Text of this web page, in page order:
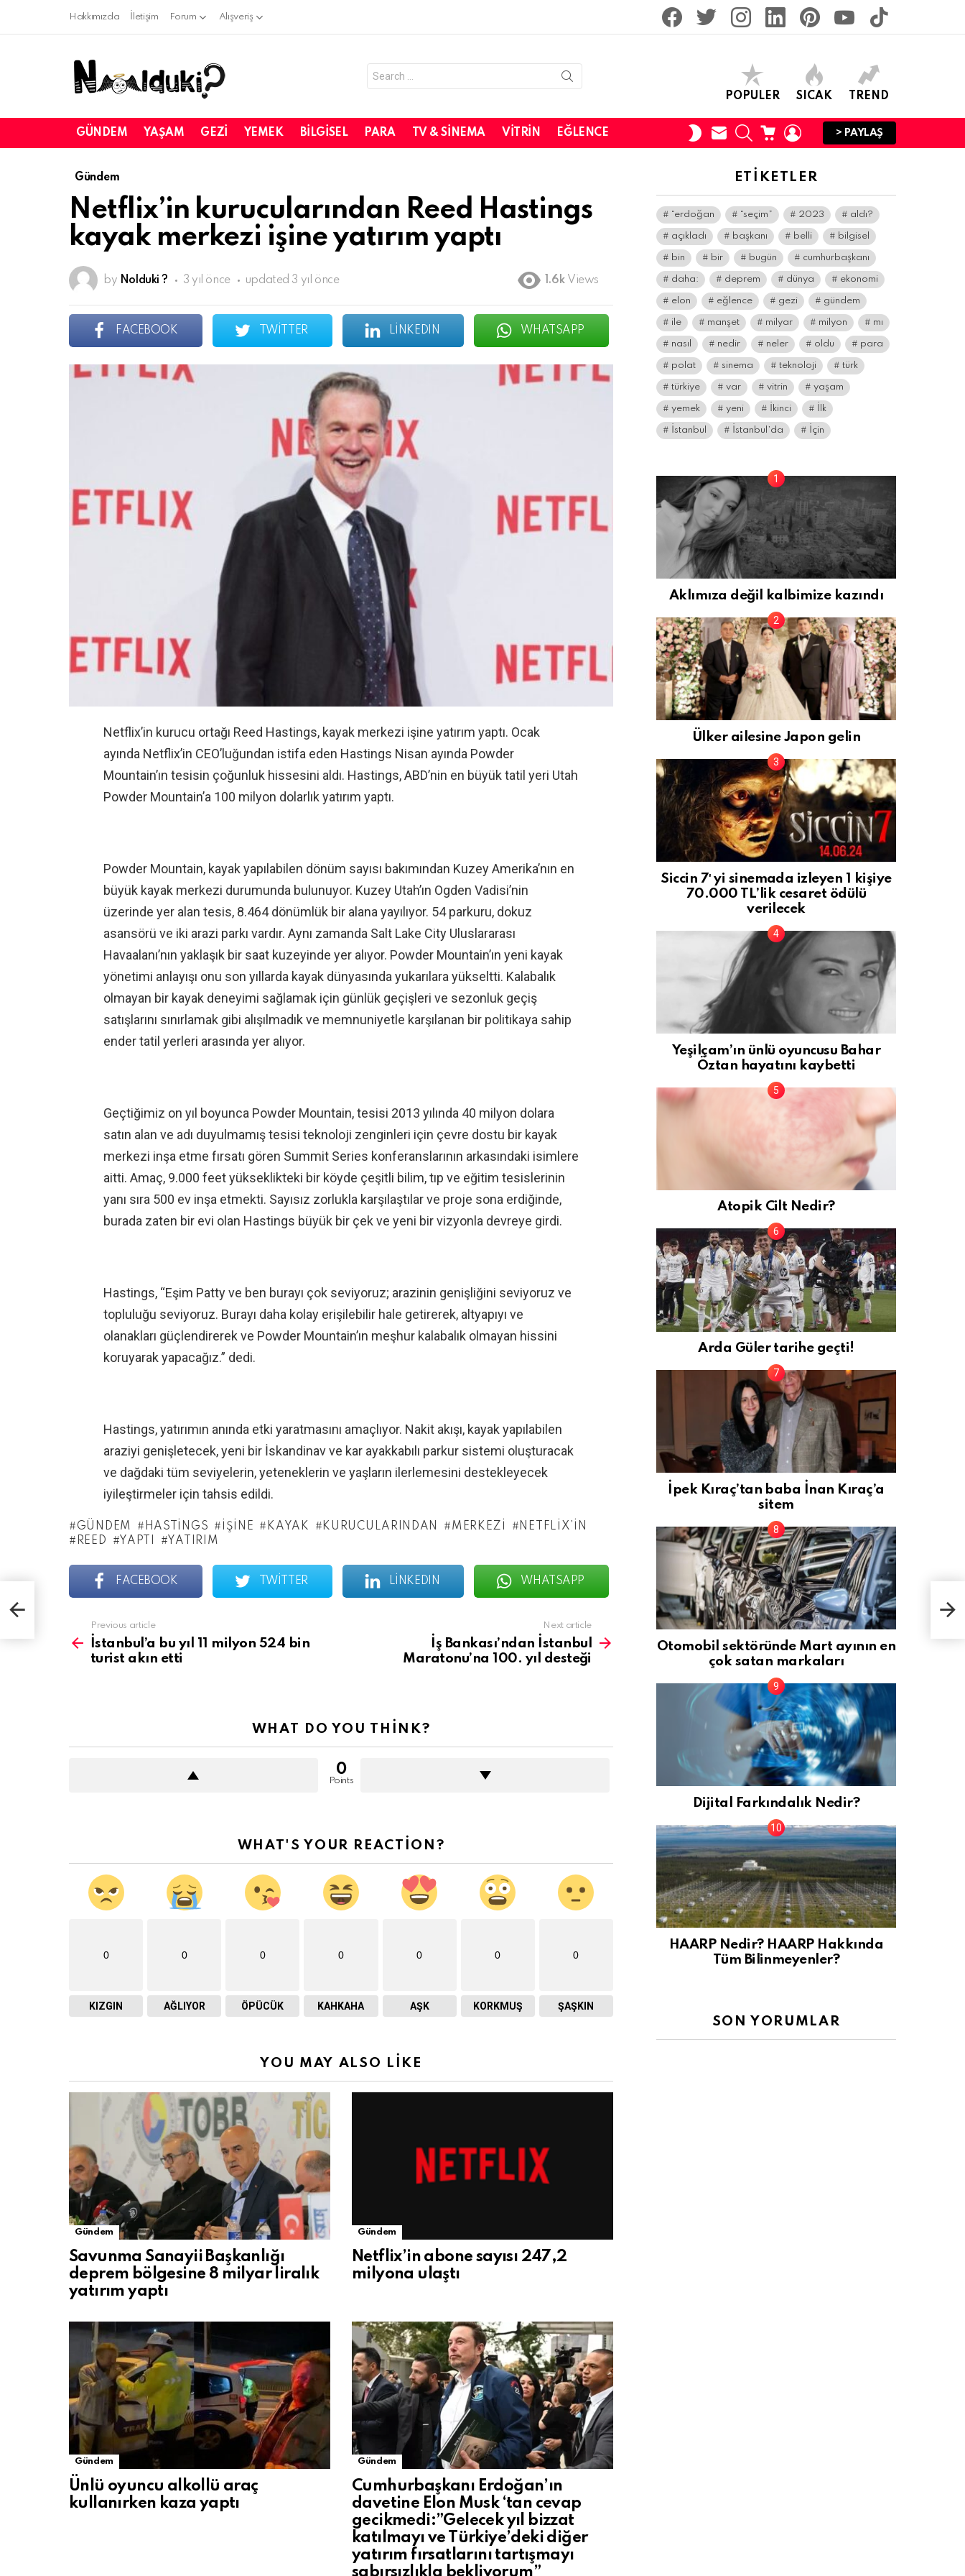
Hakkımızda İletişim Forum Alışveriş
for:
POPULER SICAK TREND
GÜNDEM YAŞAM GEZI YEMEK BILGISEL PARA TV & SINEMA VITRIN EĞLENCE
SWITCH
SKIN
SUBSCRIBE
SEARCHCART LOGIN
> PAYLAŞ
Gündem
Netflix’in kurucularından Reed Hastings
kayak merkezi işine yatırım yaptı
by Nolduki ? 3 yıl önce updated 3 yıl önce 1.6k Views
FACEBOOK TWITTER LINKEDIN WHATSAPP
Netflix’in kurucu ortağı Reed Hastings, kayak merkezi işine yatırım yaptı. Ocak
ayında Netflix’in CEO’luğundan istifa eden Hastings Nisan ayında Powder
Mountain’ın tesisin çoğunluk hissesini aldı. Hastings, ABD’nin en büyük tatil yeri Utah
Powder Mountain’a 100 milyon dolarlık yatırım yaptı.
Powder Mountain, kayak yapılabilen dönüm sayısı bakımından Kuzey Amerika’nın en
büyük kayak merkezi durumunda bulunuyor. Kuzey Utah’ın Ogden Vadisi’nin
üzerinde yer alan tesis, 8.464 dönümlük bir alana yayılıyor. 54 parkuru, dokuz
asansörü ve iki arazi parkı vardır. Aynı zamanda Salt Lake City Uluslararası
Havaalanı’nın yaklaşık bir saat kuzeyinde yer alıyor. Powder Mountain’ın yeni kayak
yönetimi anlayışı onu son yıllarda kayak dünyasında yukarılara yükseltti. Kalabalık
olmayan bir kayak deneyimi sağlamak için günlük geçişleri ve sezonluk geçiş
satışlarını sınırlamak gibi alışılmadık ve memnuniyetle karşılanan bir politikaya sahip
ender tatil yerleri arasında yer alıyor.
Geçtiğimiz on yıl boyunca Powder Mountain, tesisi 2013 yılında 40 milyon dolara
satın alan ve adı duyulmamış tesisi teknoloji zenginleri için çevre dostu bir kayak
merkezi inşa etme fırsatı gören Summit Series konferanslarının arkasındaki isimlere
aitti. Amaç, 9.000 feet yükseklikteki bir köyde çeşitli bilim, tıp ve eğitim tesislerinin
yanı sıra 500 ev inşa etmekti. Sayısız zorlukla karşılaştılar ve proje sona erdiğinde,
burada zaten bir evi olan Hastings büyük bir çek ve yeni bir vizyonla devreye girdi.
Hastings, “Eşim Patty ve ben burayı çok seviyoruz; arazinin genişliğini seviyoruz ve
topluluğu seviyoruz. Burayı daha kolay erişilebilir hale getirerek, altyapıyı ve
olanakları güçlendirerek ve Powder Mountain’ın meşhur kalabalık olmayan hissini
koruyarak yapacağız.” dedi.
Hastings, yatırımın anında etki yaratmasını amaçlıyor. Nakit akışı, kayak yapılabilen
araziyi genişletecek, yeni bir İskandinav ve kar ayakkabılı parkur sistemi oluşturacak
ve dağdaki tüm seviyelerin, yeteneklerin ve yaşların ilerlemesini destekleyecek
iyileştirmeler için tahsis edildi.
GÜNDEM HASTINGS IŞINE KAYAK KURUCULARINDAN MERKEZI
NETFLIX’IN
REED
YAPTI YATIRIM
FACEBOOK TWITTER LINKEDIN WHATSAPP
more
Previous article
İstanbul’a bu yıl 11 milyon 524 bin
turist akın etti
Next article
İş Bankası’ndan İstanbul
Maratonu’na 100. yıl desteği
WHAT DO YOU THINK?
0
Points
WHAT'S YOUR REACTION?
0
KIZGIN
0
AĞLIYOR
0
ÖPÜCÜK
0
KAHKAHA
0
AŞK
0
KORKMUŞ
0
ŞAŞKIN
YOU MAY ALSO LIKE
Gündem
Savunma Sanayii Başkanlığı
deprem bölgesine 8 milyar liralık
yatırım yaptı
Gündem
Netflix’in abone sayısı 247,2
milyona ulaştı
Gündem
Ünlü oyuncu alkollü araç
kullanırken kaza yaptı
Gündem
Cumhurbaşkanı Erdoğan’ın
davetine Elon Musk ‘tan cevap
gecikmedi:”Gelecek yıl bizzat
katılmayı ve Türkiye’deki diğer
yatırım fırsatlarını tartışmayı
sabırsızlıkla bekliyorum”
İş
ETIKETLER
“erdoğan “seçim” 2023 aldı?
açıkladı başkanı belli bilgisel
bin bir bugün cumhurbaşkanı
daha: deprem dünya ekonomi
elon eğlence gezi gündem
ile manşet milyar milyon mı
nasıl nedir neler oldu para
polat sinema teknoloji türk
türkiye var vitrin yaşam
yemek yeni İkinci İlk
İstanbul İstanbul’da İçin
Aklımıza değil kalbimize kazındı
Ülker ailesine Japon gelin
Siccin 7′ yi sinemada izleyen 1 kişiye
70.000 TL’lik cesaret ödülü
verilecek
Yeşilçam’ın ünlü oyuncusu Bahar
Öztan hayatını kaybetti
Atopik Cilt Nedir?
Arda Güler tarihe geçti!
İpek Kıraç’tan baba İnan Kıraç’a
sitem
Otomobil sektöründe Mart ayının en
çok satan markaları
Dijital Farkındalık Nedir?
HAARP Nedir? HAARP Hakkında
Tüm Bilinmeyenler?
SON YORUMLAR